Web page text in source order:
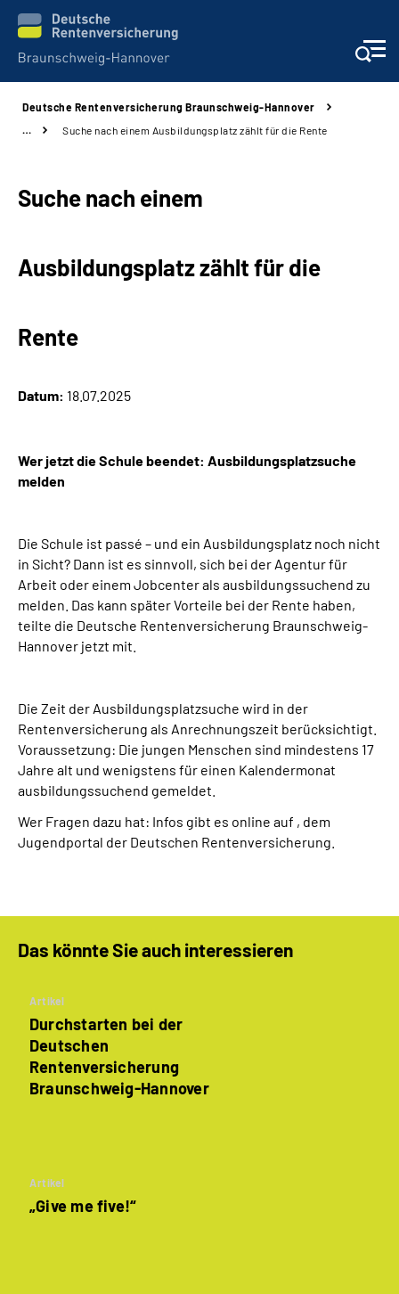
Karriere
Inhalte in Gebärdensprache (DGS)
Suche
Mein Kundenportal
Deutsche Rentenversicherung Braunschweig-Hannover
…
Suche nach einem Ausbildungsplatz zählt für die Rente
Suche nach einem
Ausbildungsplatz zählt für die
Rente
Datum: 18.07.2025
Wer jetzt die Schule beendet: Ausbildungsplatzsuche
melden
Die Schule ist passé – und ein Ausbildungsplatz noch nicht
in Sicht? Dann ist es sinnvoll, sich bei der Agentur für
Arbeit oder einem Jobcenter als ausbildungssuchend zu
melden. Das kann später Vorteile bei der Rente haben,
teilte die Deutsche Rentenversicherung Braunschweig-
Hannover jetzt mit.
Die Zeit der Ausbildungsplatzsuche wird in der
Rentenversicherung als Anrechnungszeit berücksichtigt.
Voraussetzung: Die jungen Menschen sind mindestens 17
Jahre alt und wenigstens für einen Kalendermonat
ausbildungssuchend gemeldet.
Wer Fragen dazu hat: Infos gibt es online auf , dem
Jugendportal der Deutschen Rentenversicherung.
Das könnte Sie auch interessieren
Artikel
Durchstarten bei der
Deutschen
Rentenversicherung
Braunschweig-Hannover
Artikel
„Give me five!“